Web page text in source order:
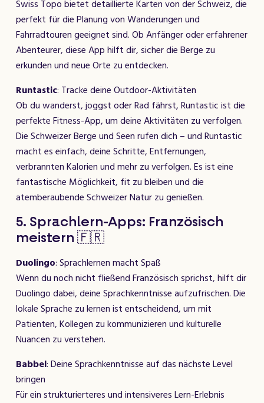
Swiss Topo bietet detaillierte Karten von der Schweiz, die
perfekt für die Planung von Wanderungen und
Fahrradtouren geeignet sind. Ob Anfänger oder erfahrener
Abenteurer, diese App hilft dir, sicher die Berge zu
erkunden und neue Orte zu entdecken.
Runtastic: Tracke deine Outdoor-Aktivitäten
Ob du wanderst, joggst oder Rad fährst, Runtastic ist die
perfekte Fitness-App, um deine Aktivitäten zu verfolgen.
Die Schweizer Berge und Seen rufen dich – und Runtastic
macht es einfach, deine Schritte, Entfernungen,
verbrannten Kalorien und mehr zu verfolgen. Es ist eine
fantastische Möglichkeit, fit zu bleiben und die
atemberaubende Schweizer Natur zu genießen.
5. Sprachlern-Apps: Französisch
meistern 🇫🇷
Duolingo: Sprachlernen macht Spaß
Wenn du noch nicht fließend Französisch sprichst, hilft dir
Duolingo dabei, deine Sprachkenntnisse aufzufrischen. Die
lokale Sprache zu lernen ist entscheidend, um mit
Patienten, Kollegen zu kommunizieren und kulturelle
Nuancen zu verstehen.
Babbel: Deine Sprachkenntnisse auf das nächste Level
bringen
Für ein strukturierteres und intensiveres Lern-Erlebnis